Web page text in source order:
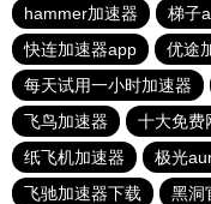
hammer加速器
梯子
快连加速器app
优途
每天试用一小时加速器
飞鸟加速器
十大免费
纸飞机加速器
极光
飞驰加速器下载
黑洞